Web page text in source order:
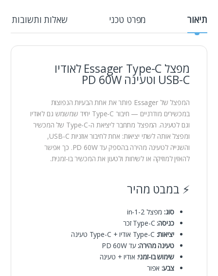
תיאור מפרט טכני שאלות ותשובות
מפצל Essager Type-C לאודיו
USB-C וטעינה PD 60W
המפצל של Essager פותר את אחת הבעיות הנפוצות
במכשירים מודרניים — חיבור Type-C יחיד שמשמש גם לאודיו
וגם לטעינה. המפצל מתחבר ליציאת ה-Type-C של המכשיר
ומפצל אותה לשתי יציאות: אחת לחיבור אוזניות USB-C,
והשנייה לטעינה מהירה בהספק עד PD 60W. כך אפשר
להאזין למוזיקה או לשיחות ולטעון את המכשיר בו-זמנית.
⚡ במבט מהיר
סוג:מפצל 2-in-1
כניסה:Type-C זכר
יציאות:
טעינה מהירה:עד PD 60W
שימוש בו-זמני: אודיו + טעינה
צבע:אפור